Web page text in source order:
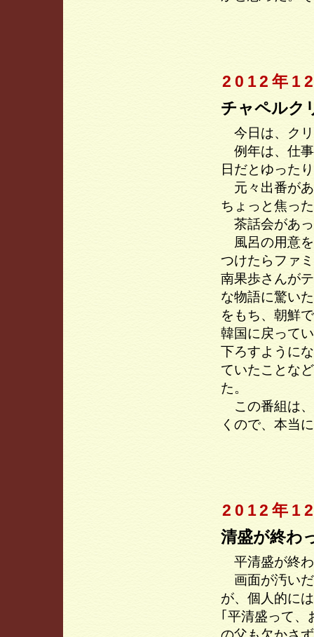
2012年
チャペルク
今日は、ク
例年は、仕事
日だとゆった
元々出番があ
ちょっと焦っ
茶話会があ
風呂の用意を
つけたらファ
南果歩さんが
な物語に驚い
をもち、朝鮮
韓国に戻って
下ろすように
ていたことな
た。
この番組は、
くので、本当
2012年
清盛が終わ
平清盛が終
画面が汚いだ
が、個人的に
｢平清盛って、